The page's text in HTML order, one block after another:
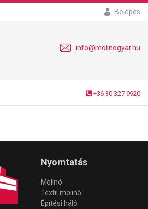
Belépés
info@molinogyar.hu
+36 30 327 9920
Nyomtatás
Molinó
Textil molinó
Építési háló